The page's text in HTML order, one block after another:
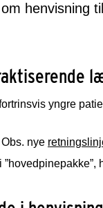
henvisning
yngre
nye